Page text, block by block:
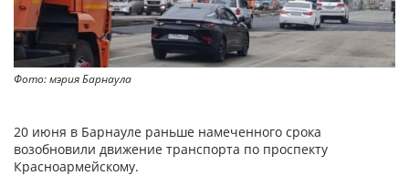
Фото: мэрия Барнаула
20 июня в Барнауле раньше намеченного срока
возобновили движение транспорта по проспекту
Красноармейскому.